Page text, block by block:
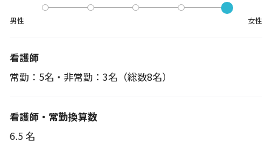
男性 女性
看護師
常勤：5名・非常勤：3名 （総数8名）
看護師・常勤換算数
6.5 名